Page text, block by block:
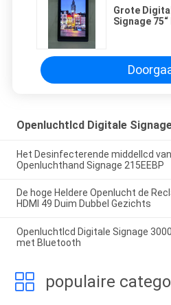
Grote
Signage
Openluchtlcd Digitale
Het Desinfecterende middellcd
Openluchthand Signage 215EEBP
De hoge Heldere Openlucht de
HDMI 49 Duim Dubbel Gezichts
Openluchtlcd Digitale Signage
met Bluetooth
populaire